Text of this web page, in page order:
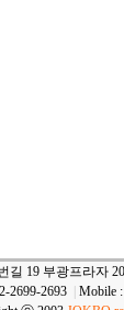
길 19 부광프라자
2699-2693
Mobile